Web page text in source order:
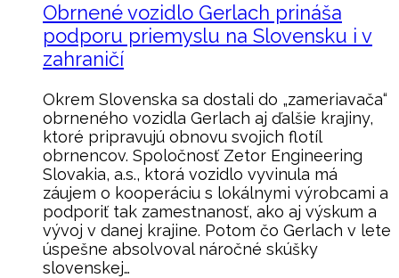
Obrnené vozidlo Gerlach prináša
podporu priemyslu na Slovensku i v
zahraničí
Okrem Slovenska sa dostali do „zameriavača“
obrneného vozidla Gerlach aj ďalšie krajiny,
ktoré pripravujú obnovu svojich flotíl
obrnencov. Spoločnosť Zetor Engineering
Slovakia, a.s., ktorá vozidlo vyvinula má
záujem o kooperáciu s lokálnymi výrobcami a
podporiť tak zamestnanosť, ako aj výskum a
vývoj v danej krajine. Potom čo Gerlach v lete
úspešne absolvoval náročné skúšky
slovenskej…